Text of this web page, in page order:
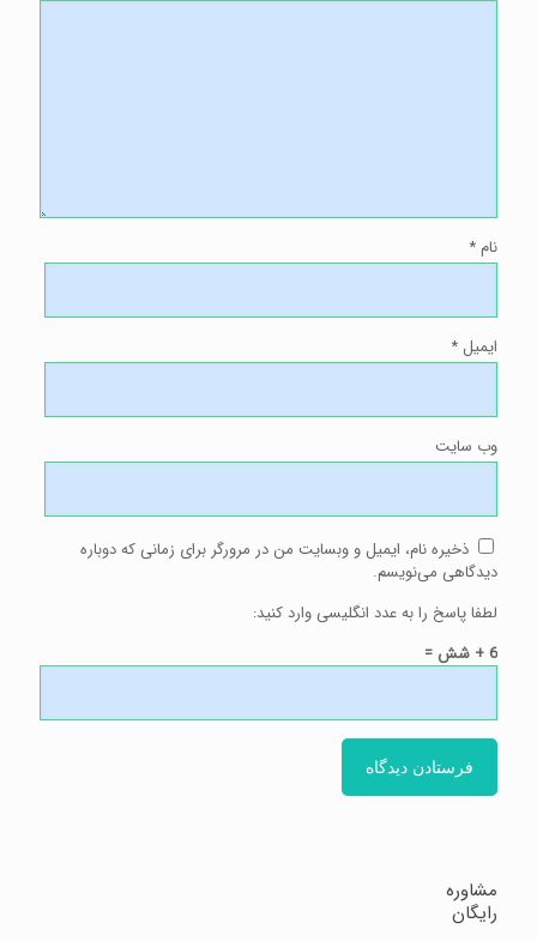
نام *
ایمیل *
وب‌ سایت
ذخیره نام، ایمیل و وبسایت من در مرورگر برای زمانی که دوباره
دیدگاهی می‌نویسم.
لطفا پاسخ را به عدد انگلیسی وارد کنید:
6 + شش =
مشاوره
رایگان